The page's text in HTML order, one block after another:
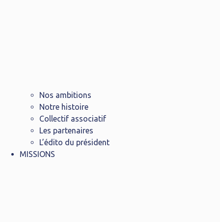
Nos ambitions
Notre histoire
Collectif associatif
Les partenaires
L’édito du président
MISSIONS